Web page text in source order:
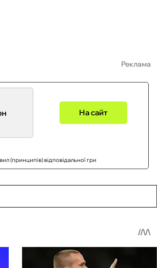
Реклама
На сайт
(принципів) відповідальної гри